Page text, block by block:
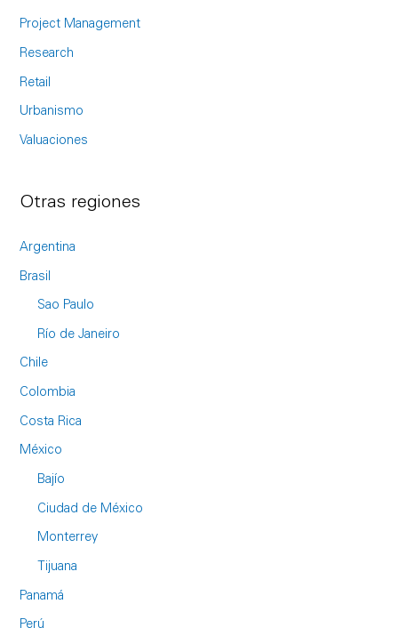
Project Management
Research
Retail
Urbanismo
Valuaciones
Otras regiones
Argentina
Brasil
Sao Paulo
Río de Janeiro
Chile
Colombia
Costa Rica
México
Bajío
Ciudad de México
Monterrey
Tijuana
Panamá
Perú